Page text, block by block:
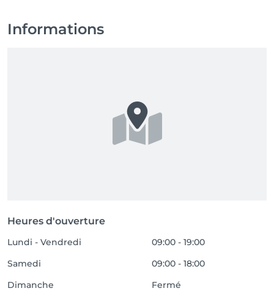
Informations
Heures d'ouverture
Lundi - Vendredi
09:00 - 19:00
Samedi
09:00 - 18:00
Dimanche
Fermé